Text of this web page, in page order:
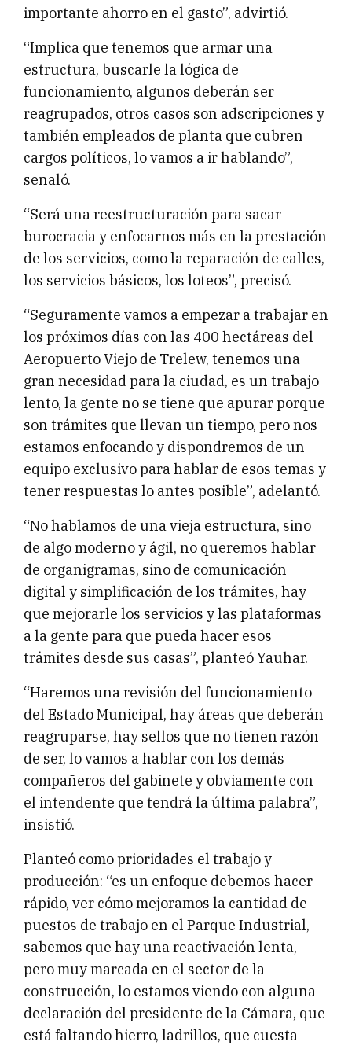
importante ahorro en el gasto”, advirtió.
“Implica que tenemos que armar una
estructura, buscarle la lógica de
funcionamiento, algunos deberán ser
reagrupados, otros casos son adscripciones y
también empleados de planta que cubren
cargos políticos, lo vamos a ir hablando”,
señaló.
“Será una reestructuración para sacar
burocracia y enfocarnos más en la prestación
de los servicios, como la reparación de calles,
los servicios básicos, los loteos”, precisó.
“Seguramente vamos a empezar a trabajar en
los próximos días con las 400 hectáreas del
Aeropuerto Viejo de Trelew, tenemos una
gran necesidad para la ciudad, es un trabajo
lento, la gente no se tiene que apurar porque
son trámites que llevan un tiempo, pero nos
estamos enfocando y dispondremos de un
equipo exclusivo para hablar de esos temas y
tener respuestas lo antes posible”, adelantó.
“No hablamos de una vieja estructura, sino
de algo moderno y ágil, no queremos hablar
de organigramas, sino de comunicación
digital y simplificación de los trámites, hay
que mejorarle los servicios y las plataformas
a la gente para que pueda hacer esos
trámites desde sus casas”, planteó Yauhar.
“Haremos una revisión del funcionamiento
del Estado Municipal, hay áreas que deberán
reagruparse, hay sellos que no tienen razón
de ser, lo vamos a hablar con los demás
compañeros del gabinete y obviamente con
el intendente que tendrá la última palabra”,
insistió.
Planteó como prioridades el trabajo y
producción: “es un enfoque debemos hacer
rápido, ver cómo mejoramos la cantidad de
puestos de trabajo en el Parque Industrial,
sabemos que hay una reactivación lenta,
pero muy marcada en el sector de la
construcción, lo estamos viendo con alguna
declaración del presidente de la Cámara, que
está faltando hierro, ladrillos, que cuesta